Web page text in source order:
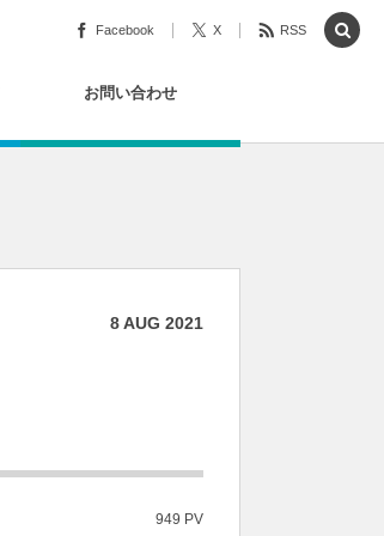
Facebook X RSS
お問い合わせ
8AUG 2021
949 PV